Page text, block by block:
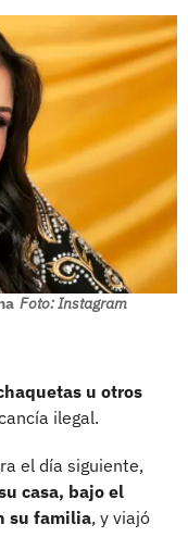
Foto: Instagram
u otros
ilegal.
el día siguiente,
casa, bajo el
su familia, y viajó